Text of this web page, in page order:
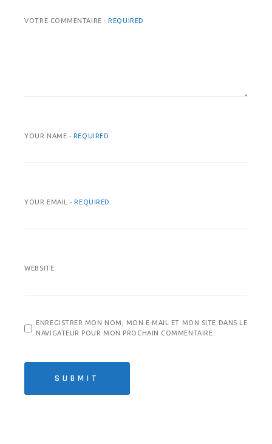
VOTRE COMMENTAIRE -REQUIRED
YOUR NAME - REQUIRED
YOUR EMAIL -REQUIRED
WEBSITE
ENREGISTRER MON NOM, MON E-MAIL ET MON SITE DANS LE
NAVIGATEUR POUR MON PROCHAIN COMMENTAIRE.
SUBMIT